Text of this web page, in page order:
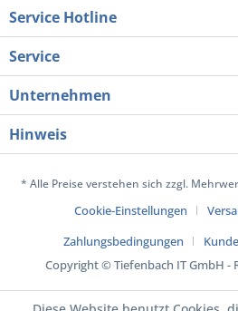
Service Hotline
Service
Unternehmen
Hinweis
* Alle Preise verstehen sich zzgl.
Cookie-Einstellungen
Zahlungsbedingungen
Copyright © Tiefenbach IT GmbH -